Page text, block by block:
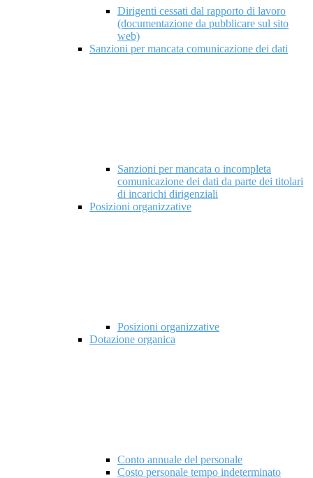
Dirigenti cessati dal rapporto di lavoro
(documentazione da pubblicare sul sito
web)
Sanzioni per mancata comunicazione dei dati
Sanzioni per mancata o incompleta
comunicazione dei dati da parte dei titolari
di incarichi dirigenziali
Posizioni organizzative
Posizioni organizzative
Dotazione organica
Conto annuale del personale
Costo personale tempo indeterminato